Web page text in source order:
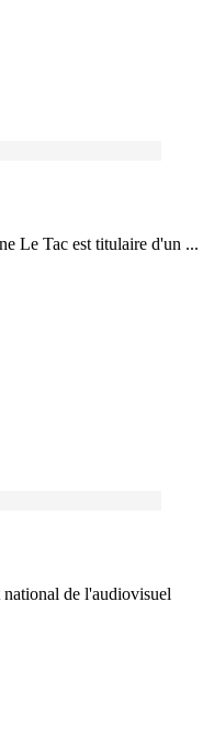
Le Tac est titulaire d'un ...
de l'audiovisuel